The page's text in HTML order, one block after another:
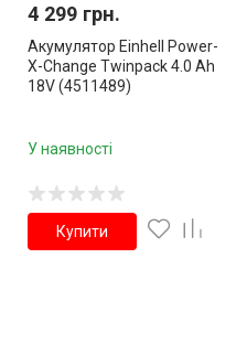
4 299 грн.
Акумулятор Einhell Power-
X-Change Twinpack 4.0 Ah
18V (4511489)
У наявності
Купити